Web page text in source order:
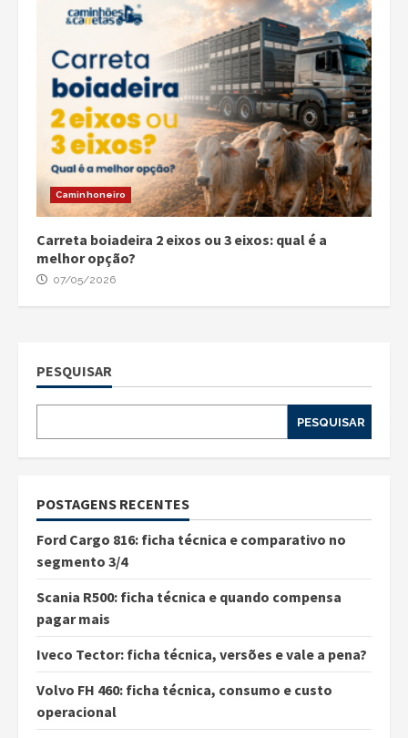
Caminhoneiro
Carreta boiadeira 2 eixos ou 3 eixos: qual é a
melhor opção?
07/05/2026
PESQUISAR
PESQUISAR
POSTAGENS RECENTES
Ford Cargo 816: ficha técnica e comparativo no
segmento 3/4
Scania R500: ficha técnica e quando compensa
pagar mais
Iveco Tector: ficha técnica, versões e vale a pena?
Volvo FH 460: ficha técnica, consumo e custo
operacional